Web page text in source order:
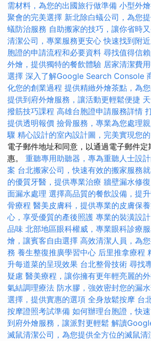
需材料，為您的出國旅行做準備 小型外
聚會的完美選擇 新北除白蟻公司，為您
蟻防治服務 自助搬家的技巧，讓你省時
清潔公司，專業服務更安心 快速找到附
胞證的申請流程和必要資料 尋找值得信
外燴，提供獨特的餐飲體驗 居家清潔費
選擇 深入了解Google Search Console
化您的創業過程 提供精緻外燴茶點，為
提供到府外燴服務，讓活動更輕鬆便捷
撥筋技巧課程 高雄台胞證申請服務詳情
提供透明報價 撿骨服務，專業為您處理
驟 精心設計的室內設計圖，完美實現您
電子郵件地址和同意，以通過電子郵件
惠。 重聽專用助聽器，專為重聽人士設
案 台北搬家公司，快速有效的搬家服務
的優質牙醫，提供專業治療 牆壁漏水修
面漏水處理 選擇高品質的餐飲設備，提
骨療程 醫美皮膚科，提供專業的皮膚保
心，享受優質的產後照護 專業的裝潢設
品味 北部地區眼科權威，專業眼科診療
燴，讓賓客自由選擇 高效清潔人員，為
務 養生整復推廣學習中心 后里推拿療程
升每道菜的呈現效果 台北整骨技術 尋找
疑慮 醫美療程，讓你擁有更年輕亮麗的
氣結調理療法 防水膠，強效密封您的漏
選擇，提供實惠的選項 全身放鬆按摩 台
按摩證照考試準備 如何辦理台胞證，快
到府外燴服務，讓派對更輕鬆 解讀
滅鼠清潔公司，為您提供全方位的滅鼠清